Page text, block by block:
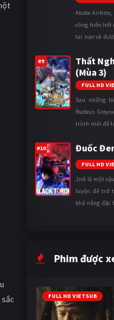
Atobe
cống hiến hết
tai nạn và
thành một
#9
Thất
(Mùa 3)
FULL HD
Sau những
Rudeus
trình mới để
ngày càng
#10 Đuốc
FULL HD
Jirô là một
luyện để trở
khả năng đặc
Phim được
FULL HD VIETSUB